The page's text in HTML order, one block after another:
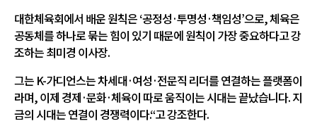
대한체육회에서 배운 원칙은 ‘공정성·투명성·책임성’으로, 체육은
공동체를 하나로 묶는 힘이 있기 때문에 원칙이 가장 중요하다고 강
조하는 최미경 이사장.
그는 K-가디언스는 차세대·여성·전문직 리더를 연결하는 플랫폼이
라며, 이제 경제·문화·체육이 따로 움직이는 시대는 끝났습니다. 지
금의 시대는 연결이 경쟁력이다.“고 강조한다.